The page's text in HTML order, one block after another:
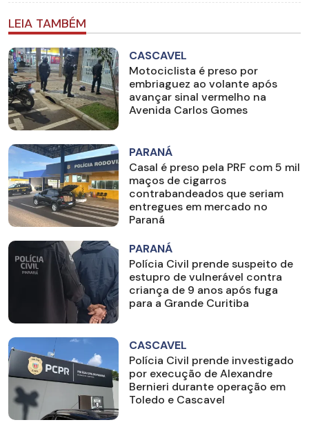
LEIA TAMBÉM
CASCAVEL
Motociclista é preso por
embriaguez ao volante após
avançar sinal vermelho na
Avenida Carlos Gomes
PARANÁ
Casal é preso pela PRF com 5 mil
maços de cigarros
contrabandeados que seriam
entregues em mercado no
Paraná
PARANÁ
Polícia Civil prende suspeito de
estupro de vulnerável contra
criança de 9 anos após fuga
para a Grande Curitiba
CASCAVEL
Polícia Civil prende investigado
por execução de Alexandre
Bernieri durante operação em
Toledo e Cascavel